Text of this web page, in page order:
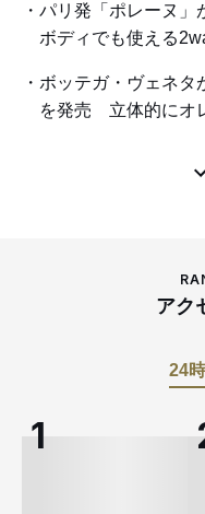
パリ発「ポレーヌ」
ボディでも使える
ボッテガ・ヴェネタ
を発売 立体的にオ
アク
24